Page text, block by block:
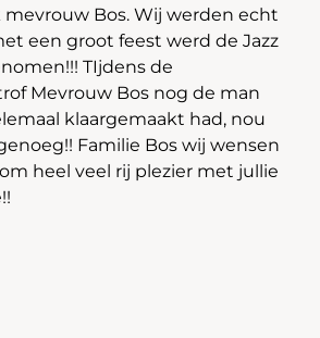
Bos. Wij werden echt
een groot feest werd de Jazz
TIjdens de
Mevrouw Bos nog de man
klaargemaakt had, nou
Familie Bos wij wensen
heel veel rij plezier met jullie